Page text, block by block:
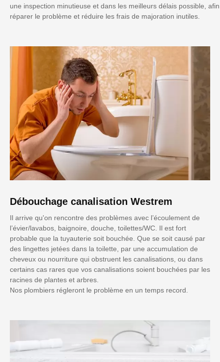
une inspection minutieuse et dans les meilleurs délais possible, afin
réparer le problème et réduire les frais de majoration inutiles.
Débouchage canalisation Westrem
Il arrive qu'on rencontre des problèmes avec l’écoulement de
l’évier/lavabos, baignoire, douche, toilettes/WC. Il est fort
probable que la tuyauterie soit bouchée. Que se soit causé par
des lingettes jetées dans la toilette, par une accumulation de
cheveux ou nourriture qui obstruent les canalisations, ou dans
certains cas rares que vos canalisations soient bouchées par les
racines de plantes et arbres.
Nos plombiers régleront le problème en un temps record.